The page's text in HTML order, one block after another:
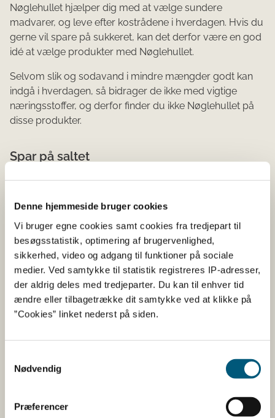
Denne hjemmeside bruger cookies
Vi bruger egne cookies samt cookies fra tredjepart til
besøgsstatistik, optimering af brugervenlighed,
sikkerhed, video og adgang til funktioner på sociale
medier. Ved samtykke til statistik registreres IP-adresser,
der aldrig deles med tredjeparter. Du kan til enhver tid
ændre eller tilbagetrække dit samtykke ved at klikke på
”Cookies” linket nederst på siden.
Nødvendig
Præferencer
Nøglehullet hjælper dig med at vælge sundere
madvarer, og leve efter kostrådene i hverdagen. Hvis du
gerne vil spare på sukkeret, kan det derfor være en god
idé at vælge produkter med Nøglehullet.
Selvom slik og sodavand i mindre mængder godt kan
indgå i hverdagen, så bidrager de ikke med vigtige
næringsstoffer, og derfor finder du ikke Nøglehullet på
disse produkter.
Spar på saltet
9 ud af 10 danskere spiser mere salt end de officielle
Hvis du skifter produkter ud med Nøglehulsmærkede
produkter, når det er muligt, viser det omtalte studie fra
DTU Fødevareinstituttet, at du kan minimere, hvor
meget salt du spiser op til ca. 1 gram salt om dagen.
Flere kostfibre
Nøglehullet findes på over 4.000 produkter i Danmark
der er mulighed for at få godt med fuldkorn og dermed
også masser af kostfibre.
Husk at kigge efter Nøglehullet,